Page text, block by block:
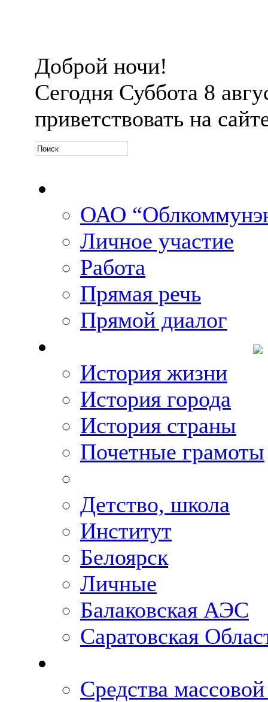
Доброй ночи!
Сегодня Суббота 8
приветствовать на
ОАО
Личное участие
Работа
Прямая речь
Прямой диалог
История жизни
История города
История страны
Почетные грамоты
Детство, школа
Институт
Белоярск
Личные
Балаковская АЭС
Саратовская
Средства